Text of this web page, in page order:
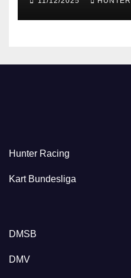
Hunter Racing
Kart Bundesliga
DMSB
DMV